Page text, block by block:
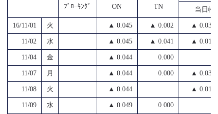
ﾌﾞﾛｰｷﾝｸﾞ
ON
TN
当日物
16/11/01 火 ▲ 0.045 ▲ 0.002 ▲ 0.034
11/02 水 ▲ 0.045 ▲ 0.041 ▲ 0.019
11/04 金 ▲ 0.044 0.000
11/07 月 ▲ 0.044 0.000 ▲ 0.033
11/08 火 ▲ 0.044 ▲ 0.018
11/09 水 ▲ 0.049 0.000